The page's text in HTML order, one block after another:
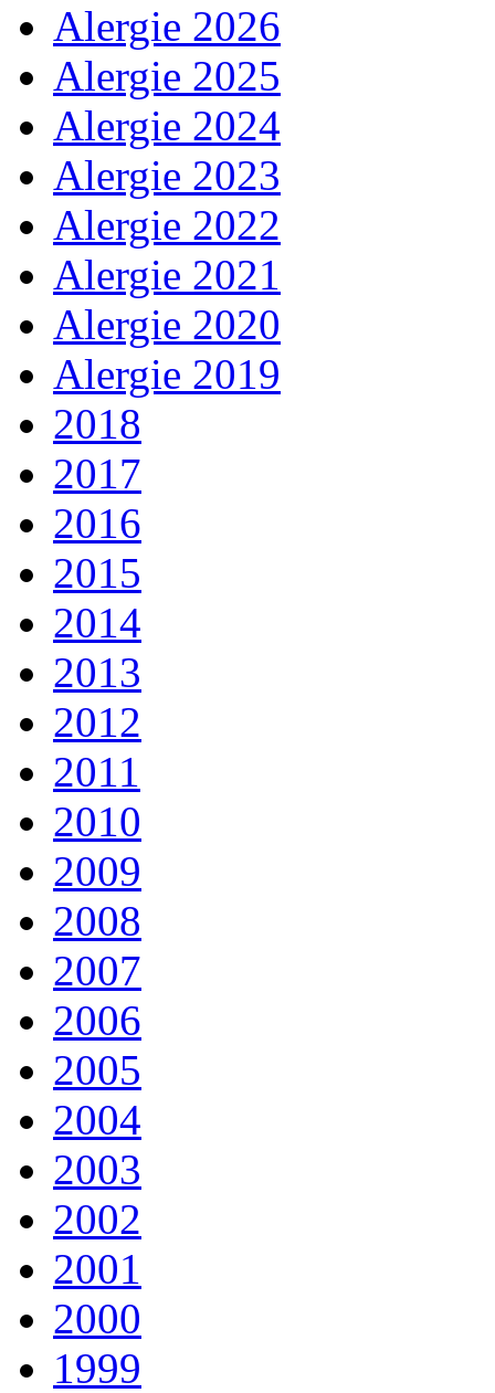
Alergie 2026
Alergie 2025
Alergie 2024
Alergie 2023
Alergie 2022
Alergie 2021
Alergie 2020
Alergie 2019
2018
2017
2016
2015
2014
2013
2012
2011
2010
2009
2008
2007
2006
2005
2004
2003
2002
2001
2000
1999